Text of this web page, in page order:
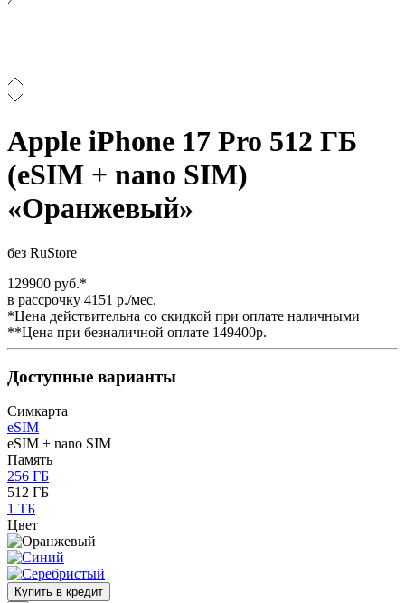
Apple iPhone 17 Pro 512 ГБ
(eSIM + nano SIM)
«Оранжевый»
без RuStore
129900 руб.*
в рассрочку 4151 р./мес.
*Цена действительна со скидкой при оплате наличными
**Цена при безналичной оплате 149400р.
Доступные варианты
Симкарта
eSIM
eSIM + nano SIM
Память
256 ГБ
512 ГБ
1 ТБ
Цвет
Купить в кредит